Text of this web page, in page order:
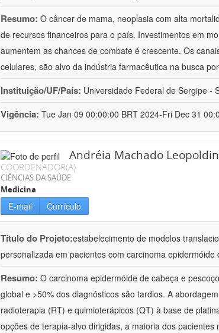
Resumo: O câncer de mama, neoplasia com alta
de recursos financeiros para o país. Investimentos em
aumentem as chances de combate é crescente. Os
celulares, são alvo da indústria farmacêutica na busca
Instituição/UF/País: Universidade Federal de Sergipe -
Vigência: Tue Jan 09 00:00:00 BRT 2024-Fri Dec 31
Andréia Machado
COORDENADOR(A)
CIÊNCIAS DA SAÚDE
Medicina
E-mail Currículo
Título do Projeto:estabelecimento de modelos
personalizada em pacientes com carcinoma epidermóide
Resumo: O carcinoma epidermóide de cabeça e
global e >50% dos diagnósticos são tardios. A
radioterapia (RT) e quimioterápicos (QT) à base de
opções de terapia-alvo dirigidas, a maioria dos pacientes